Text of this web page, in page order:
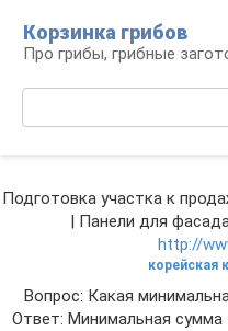
контенту
Корзинка грибов
Про грибы, грибные
Подготовка участка к
| Панели для
http://
корейская
Вопрос: Какая
Ответ: Минимальная сумма